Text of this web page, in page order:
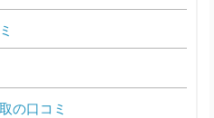
の口コミ